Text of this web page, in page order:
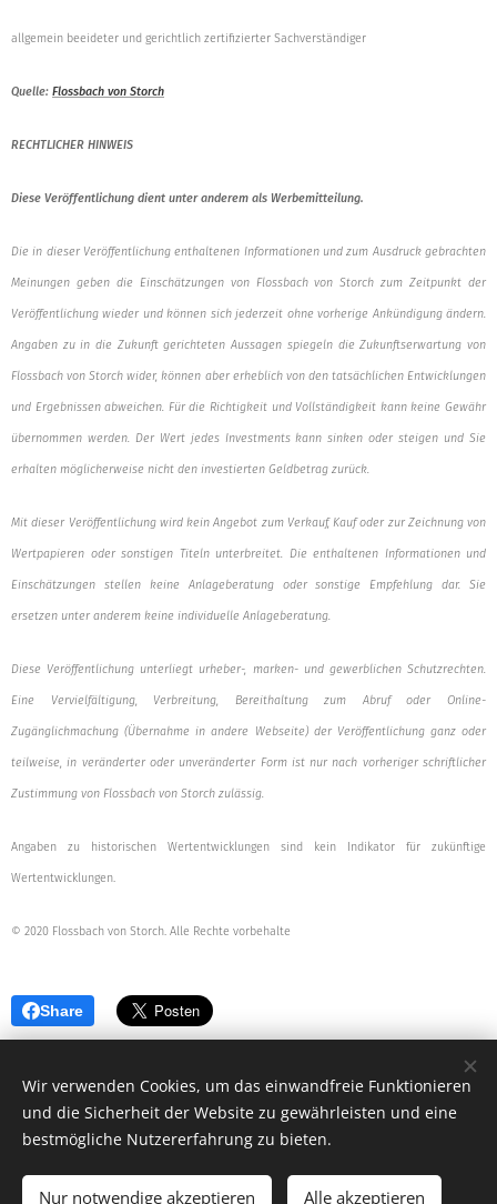
allgemein beeideter und gerichtlich zertifizierter Sachverständiger
Quelle: Flossbach von Storch
RECHTLICHER HINWEIS
Diese Veröffentlichung dient unter anderem als Werbemitteilung.
Die in dieser Veröffentlichung enthaltenen Informationen und zum Ausdruck gebrachten
Meinungen geben die Einschätzungen von Flossbach von Storch zum Zeitpunkt der
Veröffentlichung wieder und können sich jederzeit ohne vorherige Ankündigung ändern.
Angaben zu in die Zukunft gerichteten Aussagen spiegeln die Zukunftserwartung von
Flossbach von Storch wider, können aber erheblich von den tatsächlichen Entwicklungen
und Ergebnissen abweichen. Für die Richtigkeit und Vollständigkeit kann keine Gewähr
übernommen werden. Der Wert jedes Investments kann sinken oder steigen und Sie
erhalten möglicherweise nicht den investierten Geldbetrag zurück.
Mit dieser Veröffentlichung wird kein Angebot zum Verkauf, Kauf oder zur Zeichnung von
Wertpapieren oder sonstigen Titeln unterbreitet. Die enthaltenen Informationen und
Einschätzungen stellen keine Anlageberatung oder sonstige Empfehlung dar. Sie
ersetzen unter anderem keine individuelle Anlageberatung.
Diese Veröffentlichung unterliegt urheber-, marken- und gewerblichen Schutzrechten.
Eine Vervielfältigung, Verbreitung, Bereithaltung zum Abruf oder Online-
Zugänglichmachung (Übernahme in andere Webseite) der Veröffentlichung ganz oder
teilweise, in veränderter oder unveränderter Form ist nur nach vorheriger schriftlicher
Zustimmung von Flossbach von Storch zulässig.
Angaben zu historischen Wertentwicklungen sind kein Indikator für zukünftige
Wertentwicklungen.
© 2020 Flossbach von Storch. Alle Rechte vorbehalte
Share
Wir verwenden Cookies, um das einwandfreie Funktionieren
und die Sicherheit der Website zu gewährleisten und eine
bestmögliche Nutzererfahrung zu bieten.
Nur notwendige akzeptieren Alle akzeptieren